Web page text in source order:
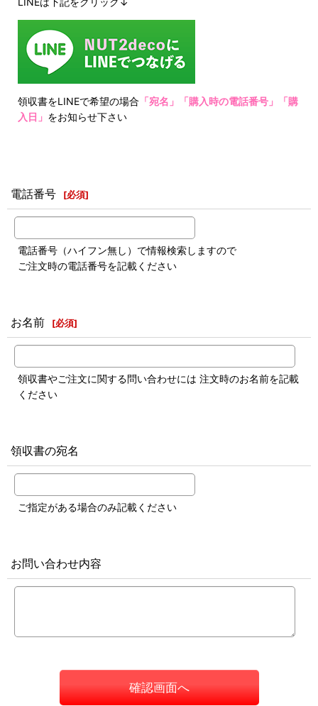
領収書をLINEで希望の場合 「宛名」「購入時の電話番号」「購
入日」 をお知らせ下さい
電話番号 [必須]
電話番号（ハイフン無し）で情報検索しますので
ご注文時の電話番号を記載ください
お名前 [必須]
領収書やご注文に関する問い合わせには 注文時のお名前を記載
ください
領収書の宛名
ご指定がある場合のみ記載ください
お問い合わせ内容
確認画面へ